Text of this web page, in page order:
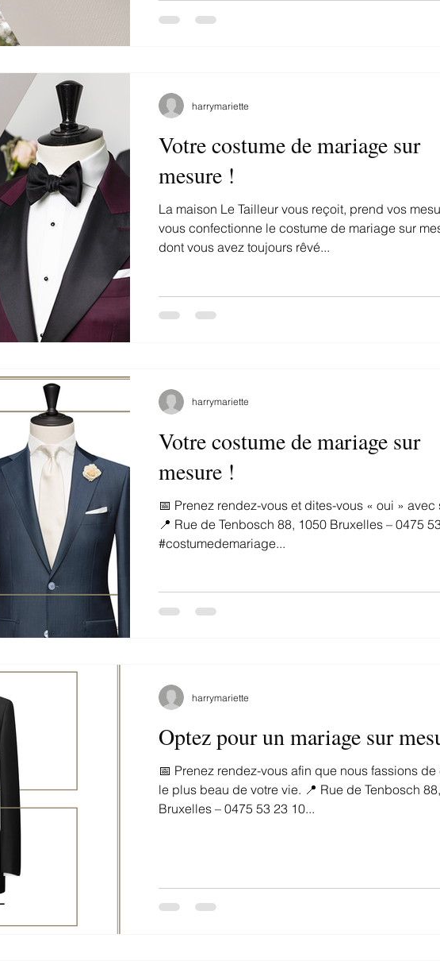
Votre costume de mariage sur
mesure !
La maison Le Tailleur vous reçoit, prend vos
vous confectionne le costume de mariage sur
dont vous avez toujours rêvé...
harrymariette
Votre costume de mariage sur
mesure !
📅 Prenez rendez-vous et dites-vous « oui » avec
📍 Rue de Tenbosch 88, 1050 Bruxelles – 0475
#costumedemariage...
harrymariette
Optez pour un mariage sur
📅 Prenez rendez-vous afin que nous fassions de
le plus beau de votre vie. 📍 Rue de Tenbosch
Bruxelles – 0475 53 23 10...
harrymariette